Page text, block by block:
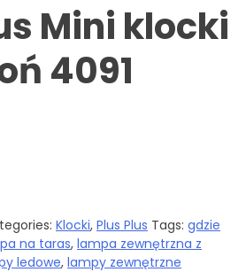
Mini klocki
4091
Klocki, Plus Plus Tags: gdzie
na taras, lampa zewnętrzna z
ledowe, lampy zewnętrzne